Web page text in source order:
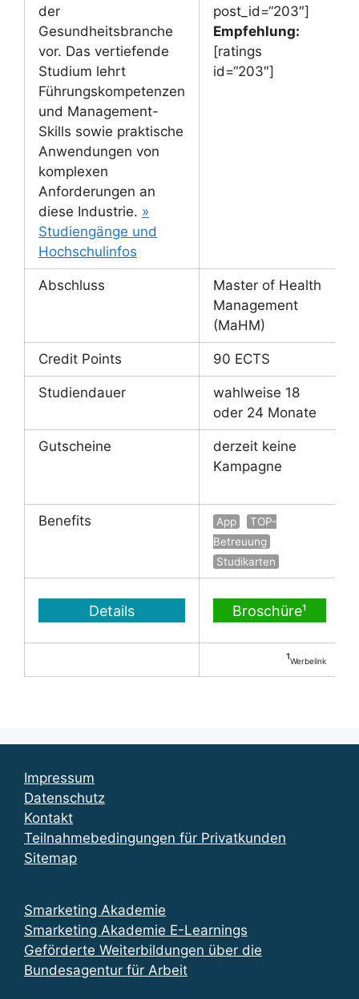
der
Gesundheitsbranche
vor. Das vertiefende
Studium lehrt
Führungskompetenzen
und Management-
Skills sowie praktische
Anwendungen von
komplexen
Anforderungen an
diese Industrie. »
Studiengänge und
Hochschulinfos
post_id=“203″]
Empfehlung:
[ratings
id=“203″]
Abschluss
Master of Health
Management
(MaHM)
Credit Points 90 ECTS
Studiendauer
wahlweise 18
oder 24 Monate
Gutscheine
derzeit keine
Kampagne
Benefits App
TOP-
Betreuung
Studikarten
Details Broschüre¹
¹Werbelink
Impressum
Datenschutz
Kontakt
Teilnahmebedingungen für Privatkunden
Sitemap
Smarketing Akademie
Smarketing Akademie E-Learnings
Geförderte Weiterbildungen über die
Bundesagentur für Arbeit